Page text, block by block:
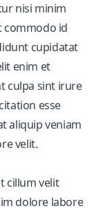
nisi minim
commodo id
cupidatat
enim et
culpa sint irure
esse
aliquip veniam
velit.
cillum velit
dolore labore